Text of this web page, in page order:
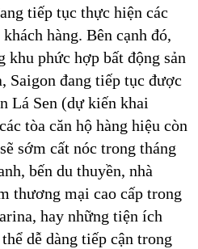
tiếp tục thực hiện các
hàng. Bên cạnh đó,
khu phức hợp bất động sản
Saigon đang tiếp tục được
Lá Sen (dự kiến khai
tòa căn hộ hàng hiệu còn
sớm cất nóc trong tháng
bến du thuyền, nhà
thương mại cao cấp trong
hay những tiện ích
dễ dàng tiếp cận trong